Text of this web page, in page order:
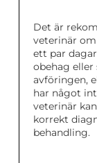
Det är
veterinär
ett par
obehag
avföringen,
har något
veterinär
korrekt
behandling.